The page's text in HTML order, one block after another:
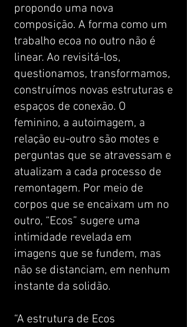
propondo uma nova
composição. A forma como um
trabalho ecoa no outro não é
linear. Ao revisitá-los,
questionamos, transformamos,
construímos novas estruturas e
espaços de conexão. O
feminino, a autoimagem, a
relação eu-outro são motes e
perguntas que se atravessam e
atualizam a cada processo de
remontagem. Por meio de
corpos que se encaixam um no
outro, “Ecos” sugere uma
intimidade revelada em
imagens que se fundem, mas
não se distanciam, em nenhum
instante da solidão.
“A estrutura de Ecos